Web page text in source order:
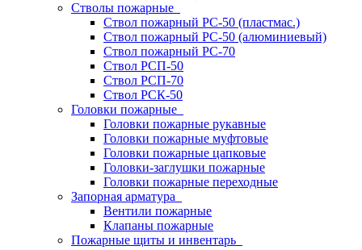
Стволы пожарные
Ствол пожарный РС-50 (пластмас.)
Ствол пожарный РС-50 (алюминиевый)
Ствол пожарный РС-70
Ствол РСП-50
Ствол РСП-70
Ствол РСК-50
Головки пожарные
Головки пожарные рукавные
Головки пожарные муфтовые
Головки пожарные цапковые
Головки-заглушки пожарные
Головки пожарные переходные
Запорная арматура
Вентили пожарные
Клапаны пожарные
Пожарные щиты и инвентарь